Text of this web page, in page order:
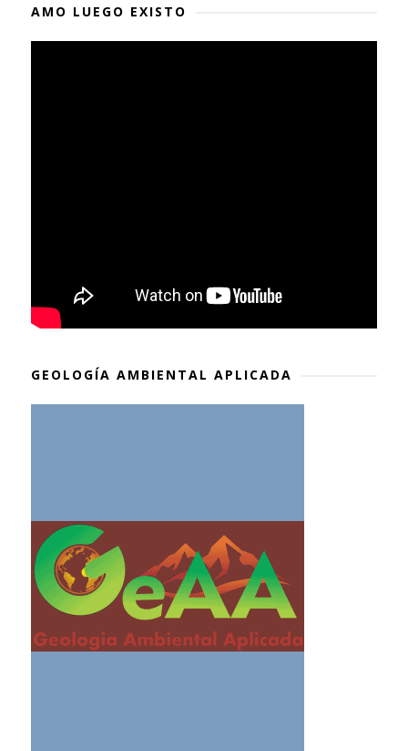
AMO LUEGO EXISTO
GEOLOGÍA AMBIENTAL APLICADA